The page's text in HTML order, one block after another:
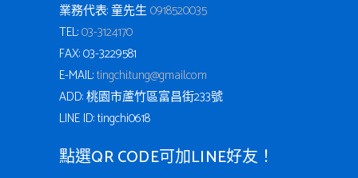
業務代表: 童先生0918520035
TEL:03-3124170
FAX: 03-3229581
E-MAIL:tingchi.tung@gmail.com
ADD: 桃園市蘆竹區富昌街233號
LINE ID: tingchi0618
點選QR CODE可加LINE好友！